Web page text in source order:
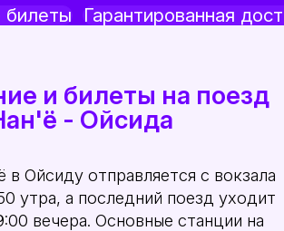
Гарантированная
и билеты на поезд
- Ойсида
Ойсиду отправляется с вокзала
утра, а последний поезд уходит
вечера. Основные станции на